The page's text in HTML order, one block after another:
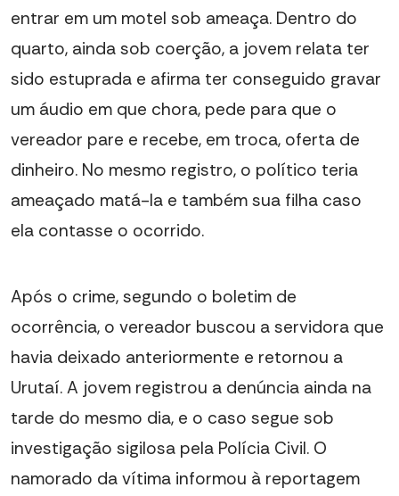
entrar em um motel sob ameaça. Dentro do
quarto, ainda sob coerção, a jovem relata ter
sido estuprada e afirma ter conseguido gravar
um áudio em que chora, pede para que o
vereador pare e recebe, em troca, oferta de
dinheiro. No mesmo registro, o político teria
ameaçado matá-la e também sua filha caso
ela contasse o ocorrido.
Após o crime, segundo o boletim de
ocorrência, o vereador buscou a servidora que
havia deixado anteriormente e retornou a
Urutaí. A jovem registrou a denúncia ainda na
tarde do mesmo dia, e o caso segue sob
investigação sigilosa pela Polícia Civil. O
namorado da vítima informou à reportagem